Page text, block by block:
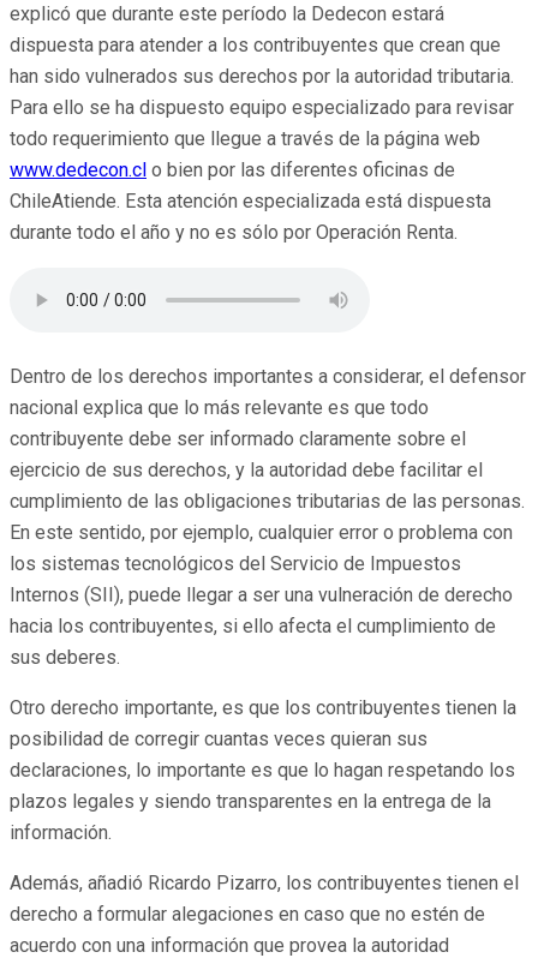
explicó que durante este período la Dedecon estará
dispuesta para atender a los contribuyentes que crean que
han sido vulnerados sus derechos por la autoridad tributaria.
Para ello se ha dispuesto equipo especializado para revisar
todo requerimiento que llegue a través de la página web
www.dedecon.cl o bien por las diferentes oficinas de
ChileAtiende. Esta atención especializada está dispuesta
durante todo el año y no es sólo por Operación Renta.
Dentro de los derechos importantes a considerar, el defensor
nacional explica que lo más relevante es que todo
contribuyente debe ser informado claramente sobre el
ejercicio de sus derechos, y la autoridad debe facilitar el
cumplimiento de las obligaciones tributarias de las personas.
En este sentido, por ejemplo, cualquier error o problema con
los sistemas tecnológicos del Servicio de Impuestos
Internos (SII), puede llegar a ser una vulneración de derecho
hacia los contribuyentes, si ello afecta el cumplimiento de
sus deberes.
Otro derecho importante, es que los contribuyentes tienen la
posibilidad de corregir cuantas veces quieran sus
declaraciones, lo importante es que lo hagan respetando los
plazos legales y siendo transparentes en la entrega de la
información.
Además, añadió Ricardo Pizarro, los contribuyentes tienen el
derecho a formular alegaciones en caso que no estén de
acuerdo con una información que provea la autoridad